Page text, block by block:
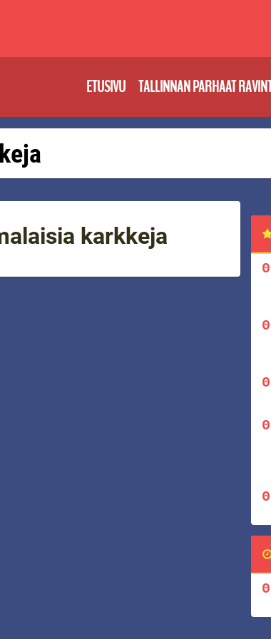
ETUSIVU TALLINNAN PARHAAT
karkkeja